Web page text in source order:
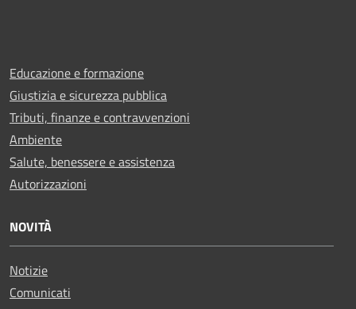
Educazione e formazione
Giustizia e sicurezza pubblica
Tributi, finanze e contravvenzioni
Ambiente
Salute, benessere e assistenza
Autorizzazioni
NOVITÀ
Notizie
Comunicati